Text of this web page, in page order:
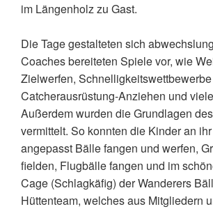
im Längenholz zu Gast.
Die Tage gestalteten sich
Coaches bereiteten Spiele vor, wie
Zielwerfen,
Catcherausrüstung-Anziehen und
Außerdem wurden die Grundlagen
vermittelt. So konnten die Kinder an
angepasst Bälle fangen und werfen,
fielden, Flugbälle fangen und im
Cage (Schlagkäfig) der Wanderers
Hüttenteam, welches aus Mitgliedern